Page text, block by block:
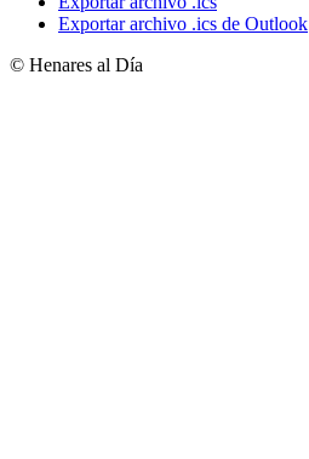
Exportar archivo .ics de Outlook
© Henares al Día